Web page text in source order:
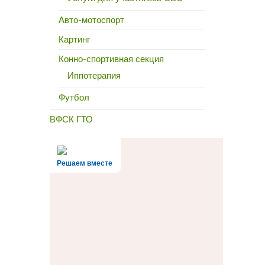
Авто-мотоспорт
Картинг
Конно-спортивная секция
Иппотерапия
Футбол
ВФСК ГТО
Решаем вместе